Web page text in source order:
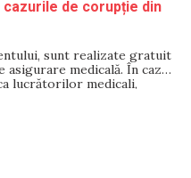
cazurile de corupție din
sunt realizate gratuit
medicală. În cazul
lucrătorilor medicali,
intimidări sau corupție